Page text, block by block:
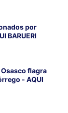
por
BARUERI
Osasco flagra
- AQUI